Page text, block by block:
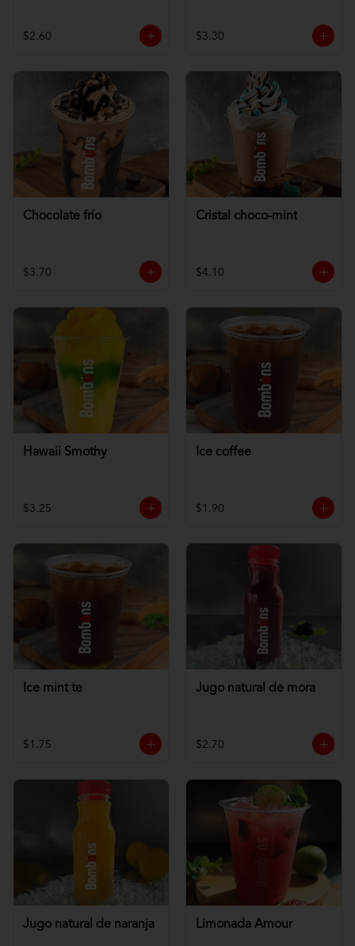
$2.60 $3.30
Chocolate frío
$3.70
Cristal choco-mint
$4.10
Hawaii Smothy
$3.25
Ice coffee
$1.90
Ice mint te
$1.75
Jugo natural de mora
$2.70
Jugo natural de naranja Limonada Amour